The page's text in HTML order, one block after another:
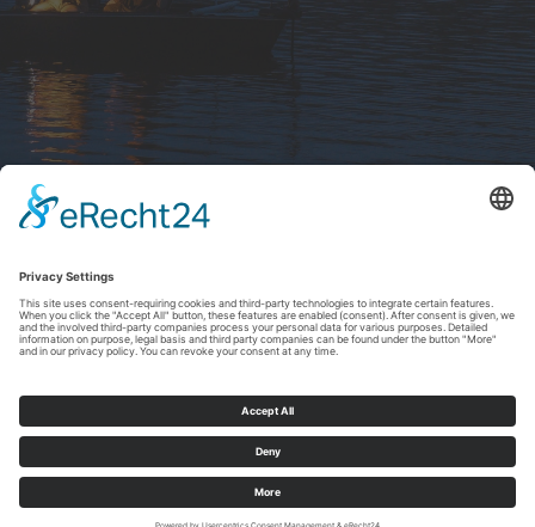
Afdruk| Privacybeleid|Verklaring van toegankelijkheid |Neem
contact met ons op
E: info@sauerland.com
Cookie-Einstellungen